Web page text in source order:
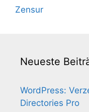
Zensur
Neueste
WordPress:
Directories Pro